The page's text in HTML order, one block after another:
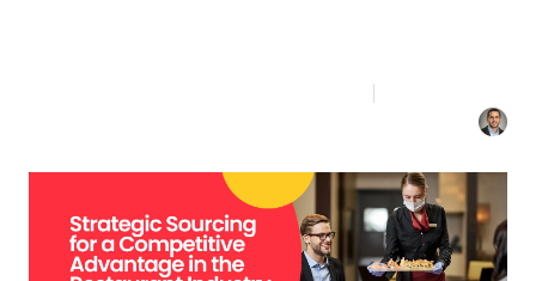
16 يوليو 2022